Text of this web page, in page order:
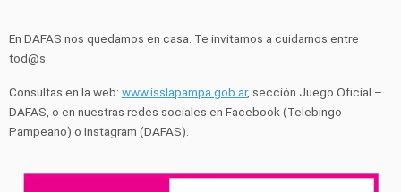
En DAFAS nos quedamos en casa. Te invitamos a cuidarnos entre
tod@s.
Consultas en la web: www.isslapampa.gob.ar, sección Juego Oficial –
DAFAS, o en nuestras redes sociales en Facebook (Telebingo
Pampeano) o Instagram (DAFAS).